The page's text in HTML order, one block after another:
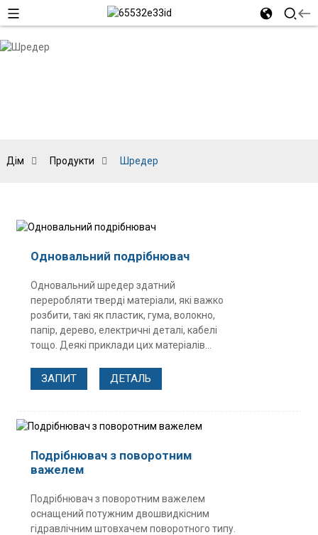
Дім Продукти Шредер
Одновальний подрібнювач
Одновальний шредер здатний
переробляти тверді матеріали, які важко
розбити, такі як пластик, гума, волокно,
папір, дерево, електричні деталі, кабелі
тощо. Деякі приклади цих матеріалів...
ЗАПИТ ДЕТАЛЬ
Подрібнювач з поворотним
важелем
Подрібнювач з поворотним важелем
оснащений потужним двошвидкісним
гідравлічним штовхачем поворотного типу.